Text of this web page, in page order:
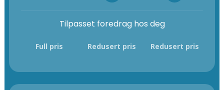
Tilpasset foredrag hos deg
Full pris Redusert pris Redusert pris